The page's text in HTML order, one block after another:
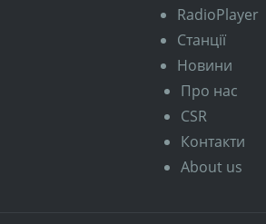
RadioPlayer
Станції
Новини
Про нас
CSR
Контакти
About us